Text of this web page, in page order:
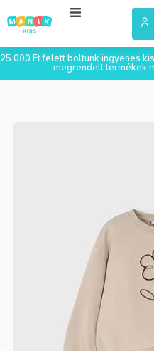
25 000 Ft felett boltunk ingyenes
megrendelt termékek